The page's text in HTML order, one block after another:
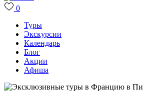
0
Туры
Экскурсии
Календарь
Блог
Акции
Афиша